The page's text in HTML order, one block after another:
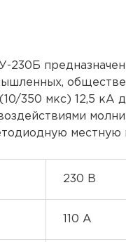
350 мкс) 12,5 кА
230 В
110 А